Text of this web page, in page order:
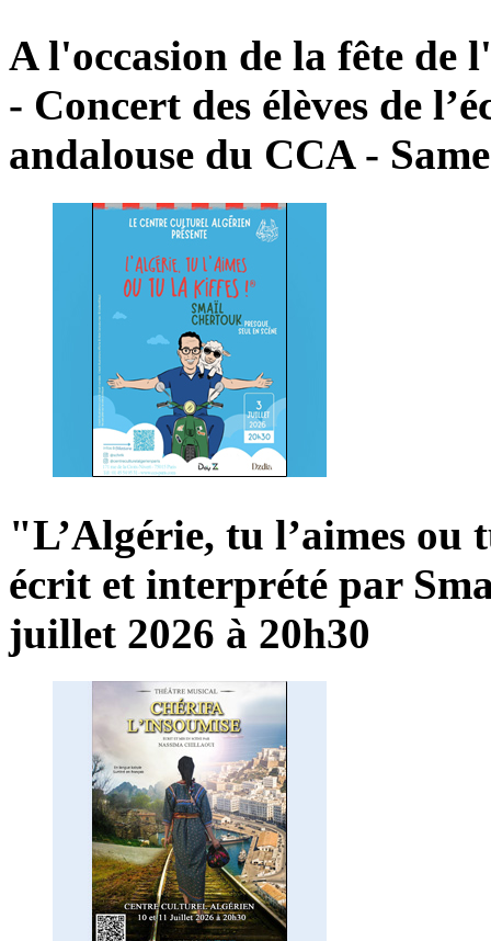
A l'occasion de la fête de
- Concert des élèves de
andalouse du CCA -
"L’Algérie, tu l’aimes ou
écrit et interprété par
juillet 2026 à 20h30